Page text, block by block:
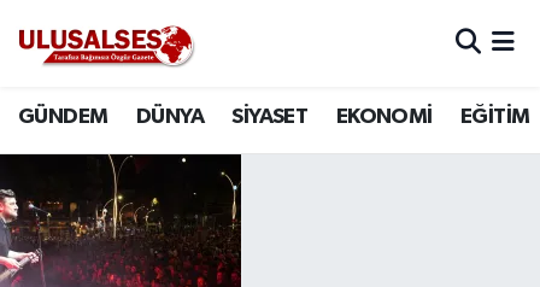
GÜNDEM DÜNYA SİYASET EKONOMİ EĞİTİM
DÜNYA
SİYASET
EKONOMİ
Trafik Durumu
Süper Lig Puan Durumu ve Fikstür
Tüm Manşetler